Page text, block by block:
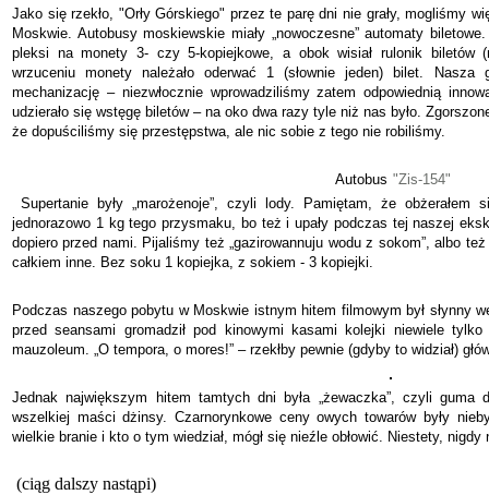
Jako się rzekło, "Orły Górskiego" przez te parę dni nie grały, mogliśmy
Moskwie. Autobusy moskiewskie miały „nowoczesne” automaty
pleksi na monety 3- czy 5-kopiejkowe, a obok wisiał rulonik biletów
wrzuceniu monety należało oderwać 1 (słownie jeden) bilet.
mechanizację – niezwłocznie wprowadziliśmy zatem odpowiednią
udzierało się wstęgę biletów – na oko dwa razy tyle niż nas było.
że dopuściliśmy się przestępstwa, ale nic sobie z tego nie robiliśmy.
Autobus "Zis-154"
Supertanie były „marożenoje”, czyli lody. Pamiętam, że obżerałem
jednorazowo 1 kg tego przysmaku, bo też i upały podczas tej naszej
dopiero przed nami. Pijaliśmy też „gazirowannuju wodu z sokom”, albo
całkiem inne. Bez soku 1 kopiejka, z sokiem - 3 kopiejki.
Podczas naszego pobytu w Moskwie istnym hitem filmowym był słynny
przed seansami gromadził pod kinowymi kasami kolejki niewiele
mauzoleum. „O tempora, o mores!” – rzekłby pewnie (gdyby to widział)
Jednak największym hitem tamtych dni była „żewaczka”, czyli
wszelkiej maści dżinsy. Czarnorynkowe ceny owych towarów były
wielkie branie i kto o tym wiedział, mógł się nieźle obłowić. Niestety,
(ciąg dalszy nastąpi)